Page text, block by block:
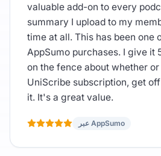
valuable add-on to every
summary I upload to my
time at all. This has been one
AppSumo purchases. I give it
on the fence about whether
UniScribe subscription, get
it. It's a great value.
عبر AppSumo